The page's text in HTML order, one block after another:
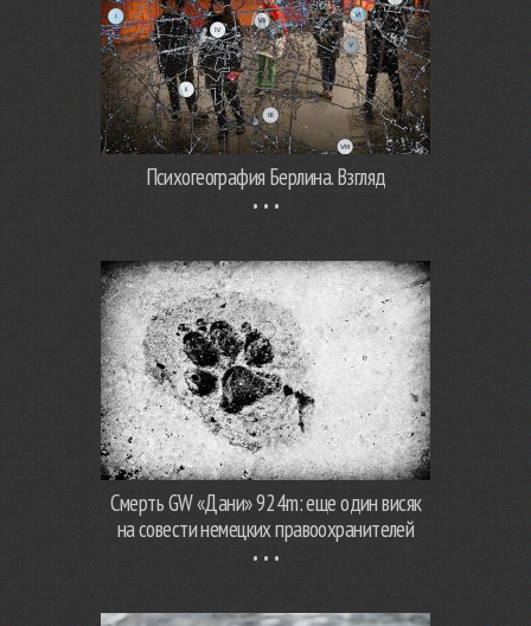
Психогеография Берлина. Взгляд
Смерть GW «Дани» 924m: еще один висяк
на совести немецких правоохранителей